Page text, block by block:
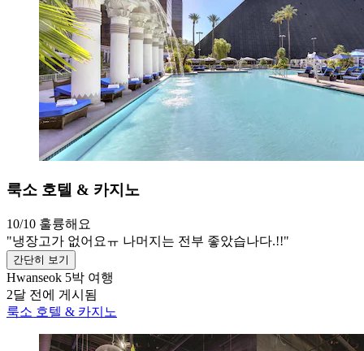
룩소 호텔 & 카지노
10/10 훌륭해요
"냉장고가 없어요ㅠ 나머지는 전부 좋았습나다.!!"
간단히 보기
Hwanseok 5박 여행
2달 전에 게시됨
룩소 호텔 & 카지노